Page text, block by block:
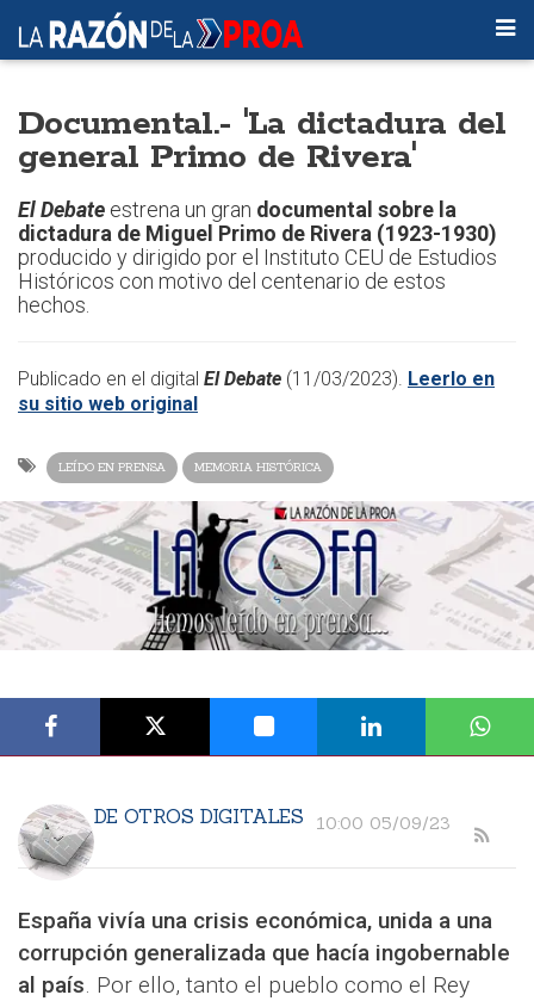
Documental.- 'La dictadura del
general Primo de Rivera'
El Debate estrena un gran documental sobre la
dictadura de Miguel Primo de Rivera (1923-1930)
producido y dirigido por el Instituto CEU de Estudios
Históricos con motivo del centenario de estos
hechos.
Publicado en el digital El Debate (11/03/2023). Leerlo en
su sitio web original
LEÍDO EN PRENSA MEMORIA HISTÓRICA
DE OTROS DIGITALES 10:00 05/09/23
España vivía una crisis económica, unida a una
corrupción generalizada que hacía ingobernable
al país. Por ello, tanto el pueblo como el Rey